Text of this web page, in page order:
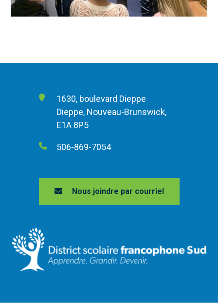
1630, boulevard Dieppe
Dieppe, Nouveau-Brunswick,
E1A 8P5
506-869-7054
Nous joindre par courriel